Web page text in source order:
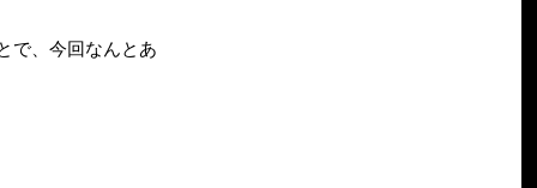
で、今回なんとあ